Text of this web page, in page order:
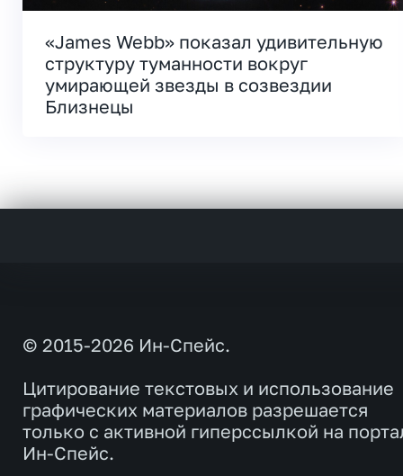
«James Webb» показал удивительную
структуру туманности вокруг
умирающей звезды в созвездии
Близнецы
© 2015-2026 Ин-Спейс.
Цитирование текстовых и использование
графических материалов разрешается
только с активной гиперссылкой на
Ин-Спейс.